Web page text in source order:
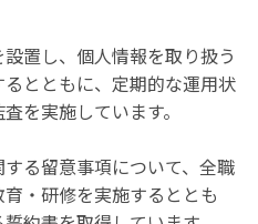
置し、個人情報を取り扱う
とともに、定期的な運用状
を実施しています。
る留意事項について、全職
・研修を実施するととも